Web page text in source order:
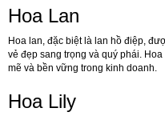
Hoa Lan
Hoa lan, đặc biệt là lan hồ điệp,
vẻ đẹp sang trọng và quý phái.
mẽ và bền vững trong kinh doanh.
Hoa Lily